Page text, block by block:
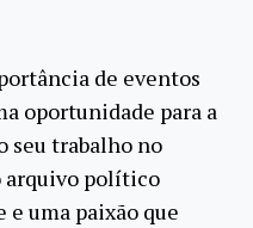
de eventos
oportunidade para a
seu trabalho no
arquivo político
e uma paixão que